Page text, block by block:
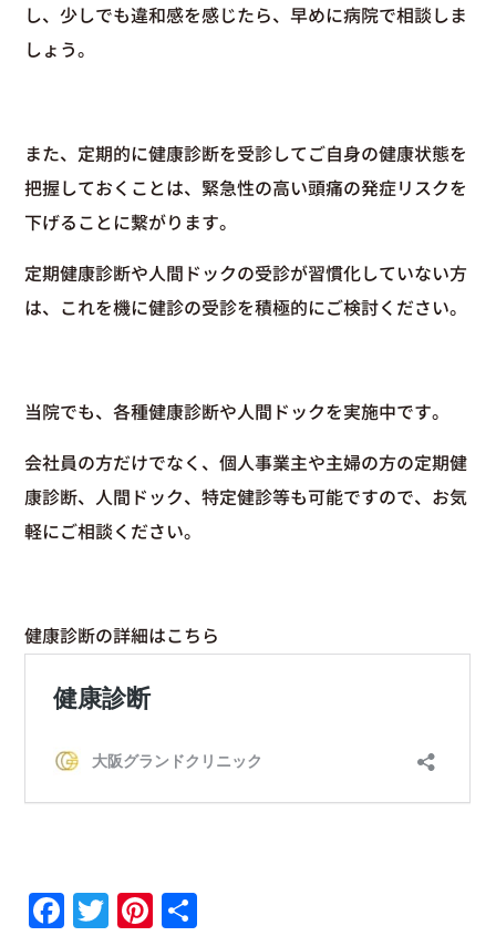
し、少しでも違和感を感じたら、早めに病院で相談しま
しょう。
また、定期的に健康診断を受診してご自身の健康状態を
把握しておくことは、緊急性の高い頭痛の発症リスクを
下げることに繋がります。
定期健康診断や人間ドックの受診が習慣化していない方
は、これを機に健診の受診を積極的にご検討ください。
当院でも、各種健康診断や人間ドックを実施中です。
会社員の方だけでなく、個人事業主や主婦の方の定期健
康診断、人間ドック、特定健診等も可能ですので、お気
軽にご相談ください。
健康診断の詳細はこちら
Facebook
TwitterPinterest